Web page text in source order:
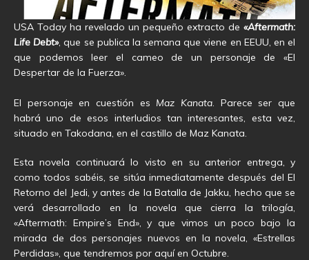
USA Today ha revelado un pequeño extracto de «Aftermath:
Life Debt», que se publica la semana que viene en EEUU, en el
que podemos leer el cameo de un personaje de «El
Despertar de la Fuerza».
El personaje en cuestión es Maz Kanata . Parece ser que
habrá uno de esos interludios tan interesantes, esta vez,
situado en Takodana, en el castillo de Maz Kanata.
Esta novela continuará lo visto en su anterior entrega, y
como todos sabéis, se sitúa inmediatamente después del El
Retorno del Jedi, y antes de la Batalla de Jakku, hecho que se
verá desarrollado en la novela que cierra la trilogía,
«Aftermath: Empire’s End», y que vimos un poco bajo la
mirada de dos personajes nuevos en la novela, «Estrellas
Perdidas», que tendremos por aquí en Octubre.